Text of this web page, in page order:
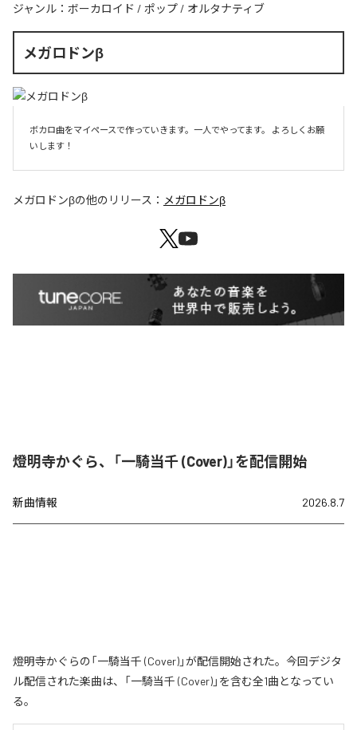
ジャンル： ボーカロイド / ポップ / オルタナティブ
メガロドンβ
ボカロ曲をマイペースで作っていきます。一人でやってます。 よろしくお願
いします！
メガロドンβの他のリリース： メガロドンβ
燈明寺かぐら、「一騎当千 (Cover)」を配信開始
新曲情報 2026.8.7
燈明寺かぐらの「一騎当千 (Cover)」が配信開始された。今回デジタ
ル配信された楽曲は、「一騎当千 (Cover)」を含む全1曲となってい
る。